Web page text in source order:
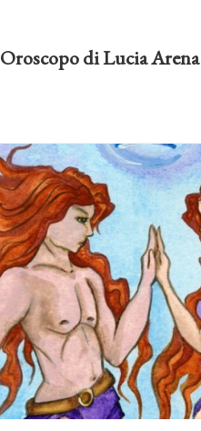
Oroscopo di Lucia Arena